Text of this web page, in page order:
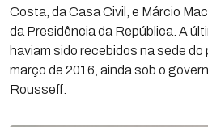
Costa, da Casa Civil, e Márcio
da Presidência da República. A
haviam sido recebidos na sede
março de 2016, ainda sob o
Rousseff.